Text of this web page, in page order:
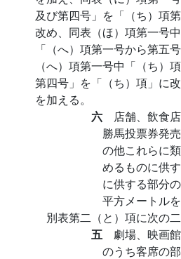
及び第四号」を「（ち）項
改め、同表（ほ）項第一号
「（へ）項第一号から第五
（へ）項第一号中「（ち）
第四号」を「（ち）項」に
を加える。
六 店舗、飲食
勝馬投票券発
の他これらに
めるものに供
に供する部分
平方メートル
別表第二（と）項に次の二
五 劇場、映画
のうち客席の